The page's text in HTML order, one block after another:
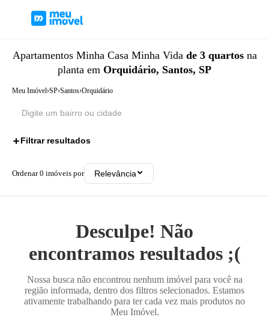
Apartamentos Minha Casa Minha Vida de 3 quartosna
planta em Orquidário, Santos, SP
Meu Imóvel›SP›Santos›Orquidário
Filtrar resultados
Ordenar0 imóveis por Relevância
Desculpe! Não
encontramos resultados ;(
Nossa busca não encontrou nenhum imóvel para você na
região informada, dentro dos filtros selecionados. Estamos
ativamente trabalhando para ter cada vez mais produtos no
Meu Imóvel.